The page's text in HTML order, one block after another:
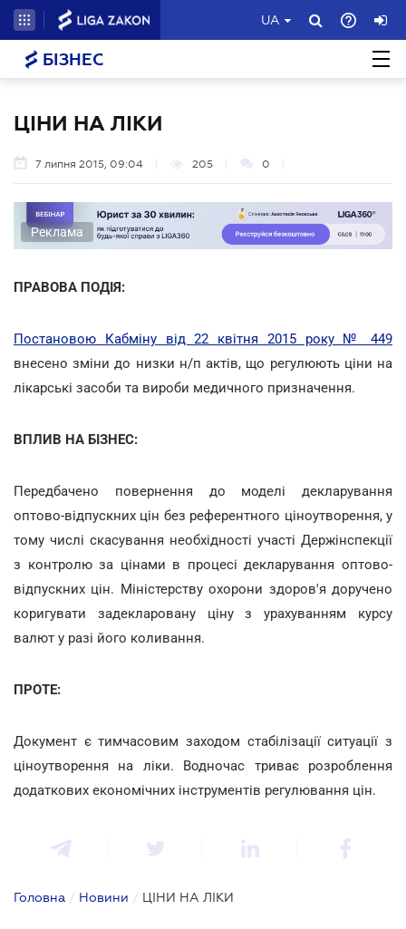
UA
БІЗНЕС
ЦІНИ НА ЛІКИ
7 липня 2015, 09:04 205 0
Реклама
ПРАВОВА ПОДІЯ:
Постановою Кабміну від 22 квітня 2015 року № 449
внесено зміни до низки н/п актів, що регулюють ціни на
лікарські засоби та вироби медичного призначення.
ВПЛИВ НА БІЗНЕС:
Передбачено повернення до моделі декларування
оптово-відпускних цін без референтного ціноутворення, у
тому числі скасування необхідності участі Держінспекції
з контролю за цінами в процесі декларування оптово-
відпускних цін. Міністерству охорони здоров'я доручено
коригувати задекларовану ціну з урахуванням курсу
валют у разі його коливання.
ПРОТЕ:
Документ є тимчасовим заходом стабілізації ситуації з
ціноутворення на ліки. Водночас триває розроблення
додаткових економічних інструментів регулювання цін.
Головна / Новини / ЦІНИ НА ЛІКИ